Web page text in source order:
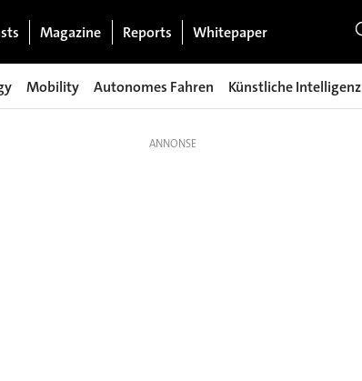
Magazine Reports Whitepaper
Mobility Autonomes Fahren Künstliche Intelligenz